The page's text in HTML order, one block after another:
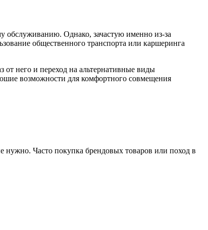
обслуживанию. Однако, зачастую именно из-за
общественного транспорта или каршеринга
него и переход на альтернативные виды
возможности для комфортного совмещения
нужно. Часто покупка брендовых товаров или поход в